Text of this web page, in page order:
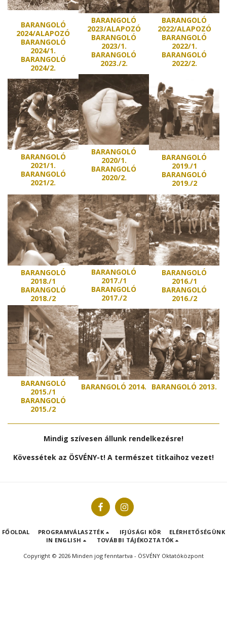
BARANGOLÓ
2024/ALAPOZÓ
BARANGOLÓ
2024/1.
BARANGOLÓ
2024/2.
BARANGOLÓ
2023/ALAPOZÓ
BARANGOLÓ
2023/1.
BARANGOLÓ
2023./2.
BARANGOLÓ
2022/ALAPOZÓ
BARANGOLÓ
2022/1.
BARANGOLÓ
2022/2.
BARANGOLÓ
2021/1.
BARANGOLÓ
2021/2.
BARANGOLÓ
2020/1.
BARANGOLÓ
2020/2.
BARANGOLÓ
2019./1
BARANGOLÓ
2019./2
BARANGOLÓ
2018./1
BARANGOLÓ
2018./2
BARANGOLÓ
2017./1
BARANGOLÓ
2017./2
BARANGOLÓ
2016./1
BARANGOLÓ
2016./2
BARANGOLÓ
2015./1
BARANGOLÓ
2015./2
BARANGOLÓ 2014. BARANGOLÓ 2013.
Mindig szívesen állunk rendelkezésre!
Kövessétek az ÖSVÉNY-t! A természet titkaihoz vezet!
FŐOLDAL PROGRAMVÁLASZTÉK IFJÚSÁGI KÖR
ELÉRHETŐSÉGÜNK
IN ENGLISH
TOVÁBBI TÁJÉKOZTATÓK
Copyright © 2026 Minden jog fenntartva - ÖSVÉNY Oktatóközpont